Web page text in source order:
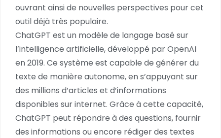
ouvrant ainsi de nouvelles perspectives pour cet
outil déjà très populaire.
ChatGPT est un modèle de langage basé sur
l’intelligence artificielle, développé par OpenAI
en 2019. Ce système est capable de générer du
texte de manière autonome, en s’appuyant sur
des millions d’articles et d’informations
disponibles sur internet. Grâce à cette capacité,
ChatGPT peut répondre à des questions, fournir
des informations ou encore rédiger des textes